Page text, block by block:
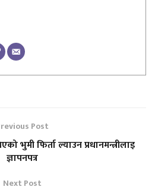
Post
भुमी फिर्ता ल्याउन प्रधानमन्त्रीलाइ
ज्ञापनपत्र
Next Post